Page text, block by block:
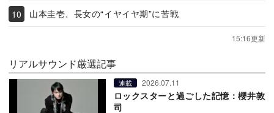
山本圭壱、長女の“イヤイヤ期”に苦戦
15:16更新
リアルサウンド厳選記事
連載 2026.07.11
ロックスターと過ごした記憶：櫻井敦
司